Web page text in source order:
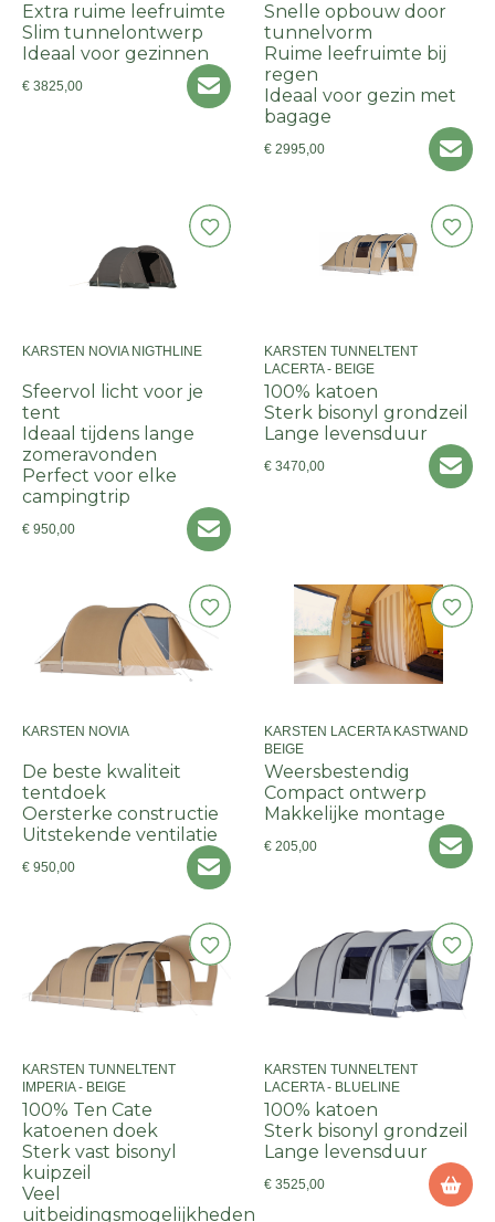
Extra ruime leefruimte
Slim tunnelontwerp
Ideaal voor gezinnen
€ 3825,00
Snelle opbouw door
tunnelvorm
Ruime leefruimte bij
regen
Ideaal voor gezin met
bagage
€ 2995,00
KARSTEN NOVIA NIGTHLINE
Sfeervol licht voor je
tent
Ideaal tijdens lange
zomeravonden
Perfect voor elke
campingtrip
€ 950,00
KARSTEN TUNNELTENT
LACERTA - BEIGE
100% katoen
Sterk bisonyl grondzeil
Lange levensduur
€ 3470,00
KARSTEN NOVIA
De beste kwaliteit
tentdoek
Oersterke constructie
Uitstekende ventilatie
€ 950,00
KARSTEN LACERTA KASTWAND
BEIGE
Weersbestendig
Compact ontwerp
Makkelijke montage
€ 205,00
KARSTEN TUNNELTENT
IMPERIA - BEIGE
100% Ten Cate
katoenen doek
Sterk vast bisonyl
kuipzeil
Veel
uitbeidingsmogelijkheden
KARSTEN TUNNELTENT
LACERTA - BLUELINE
100% katoen
Sterk bisonyl grondzeil
Lange levensduur
€ 3525,00